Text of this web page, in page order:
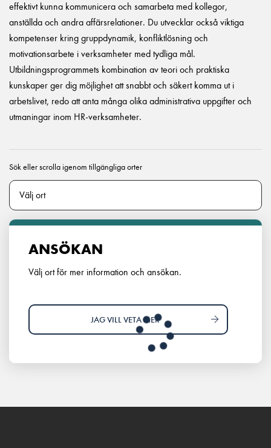
effektivt kunna kommunicera och samarbeta med kollegor,
anställda och andra affärsrelationer. Du utvecklar också viktiga
kompetenser kring gruppdynamik, konfliktlösning och
motivationsarbete i verksamheter med tydliga mål.
Utbildningsprogrammets kombination av teori och praktiska
kunskaper ger dig möjlighet att snabbt och säkert komma ut i
arbetslivet, redo att anta många olika administrativa uppgifter och
utmaningar inom HR-verksamheter.
Sök eller scrolla igenom tillgängliga orter
ANSÖKAN
Välj ort för mer information och ansökan.
JAG VILL VETA MER